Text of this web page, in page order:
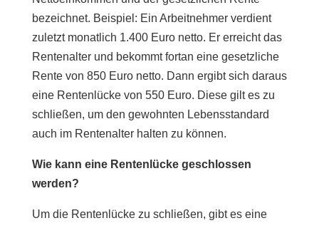
bezeichnet. Beispiel: Ein Arbeitnehmer verdient
zuletzt monatlich 1.400 Euro netto. Er erreicht das
Rentenalter und bekommt fortan eine gesetzliche
Rente von 850 Euro netto. Dann ergibt sich daraus
eine Rentenlücke von 550 Euro. Diese gilt es zu
schließen, um den gewohnten Lebensstandard
auch im Rentenalter halten zu können.
Wie kann eine Rentenlücke geschlossen
werden?
Um die Rentenlücke zu schließen, gibt es eine